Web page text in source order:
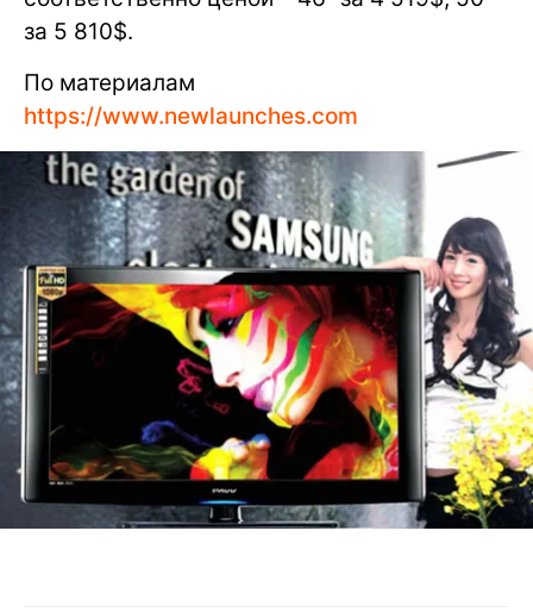
за 5 810$.
По материалам
https://www.newlaunches.com